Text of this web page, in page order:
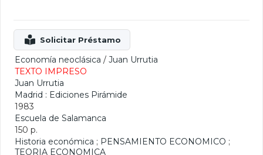
Economía neoclásica / Juan Urrutia
TEXTO IMPRESO
Juan Urrutia
Madrid : Ediciones Pirámide
1983
Escuela de Salamanca
150 p.
Historia económica ; PENSAMIENTO ECONOMICO ;
TEORIA ECONOMICA